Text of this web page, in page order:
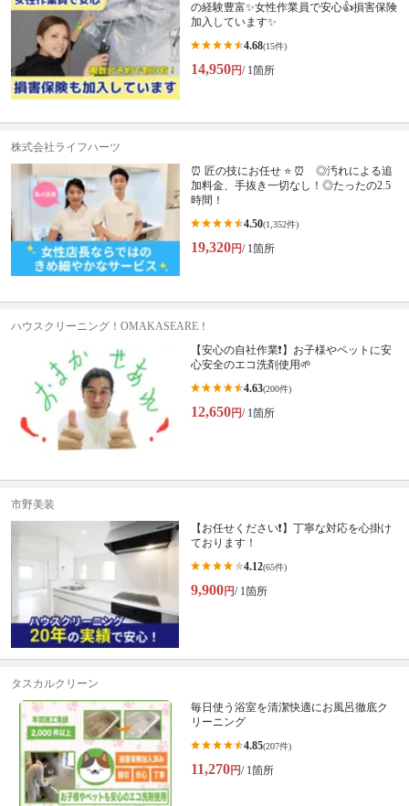
の経験豊富✨女性作業員で安心👍損害保険
加入しています✨
4.68(15件)
14,950円/ 1箇所
株式会社ライフハーツ
⏰ 匠の技にお任せ ⭐ ⏰ ◎汚れによる追
加料金、手抜き一切なし！◎たったの2.5
時間！
4.50(1,352件)
19,320円/ 1箇所
ハウスクリーニング！OMAKASEARE！
【安心の自社作業❗️】お子様やペットに安
心安全のエコ洗剤使用🌱
4.63(200件)
12,650円/ 1箇所
市野美装
【お任せください❗️】丁寧な対応を心掛け
ております！
4.12(65件)
9,900円/ 1箇所
タスカルクリーン
毎日使う浴室を清潔快適にお風呂徹底ク
リーニング
4.85(207件)
11,270円/ 1箇所